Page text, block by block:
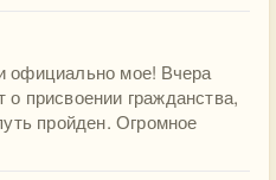
официально мое! Вчера
присвоении гражданства,
пройден. Огромное